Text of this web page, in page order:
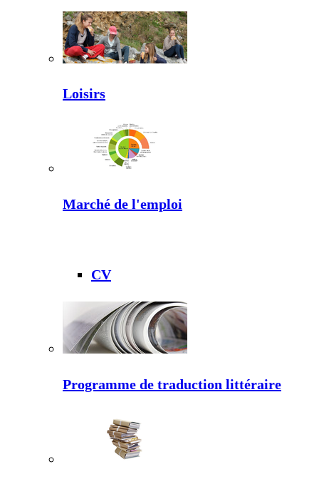
Loisirs
Marché de l'emploi
CV
Programme de traduction littéraire